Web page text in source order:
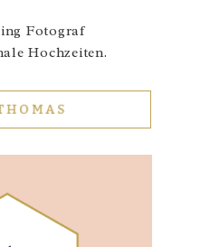
Fotograf
Hochzeiten.